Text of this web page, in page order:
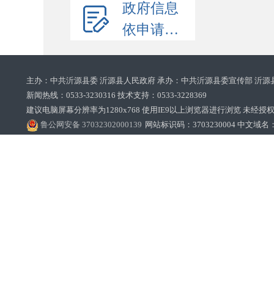
政府信息
依申请公开
主办：中共沂源县委 沂源县人民政府 承办：中共沂源县委宣传部 沂
新闻热线：0533-3230316 技术支持：0533-3228369‌‌
建议电脑屏幕分辨率为1280x768 使用IE9以上浏览器进行浏览 未经授
鲁公网安备 37032302000139 网站标识码：3703230004 中文域名